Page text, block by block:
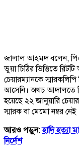
জালাল আহমদ বলেন,
ভুয়া চিঠির ভিত্তিতে
চেয়ারম্যানকে
আসেনি। অথচ আদালতে
হয়েছে ২২ জানুয়ারি
স্মারক বা মেমো নম্বর
আরও পড়ুন:হাদি হত্যা
নির্দেশ